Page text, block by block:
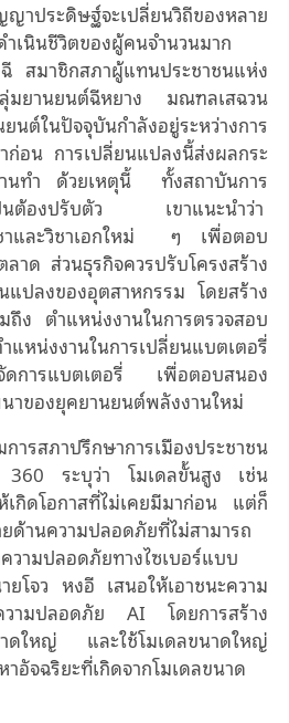
ะดิษฐ์จะเปลี่ยนวิถีของหลาย
เนินชีวิตของผู้คนจํานวนมาก
ฉี สมาชิกสภาผู้แทนประชาชนแห่ง
มยานยนต์ฉีหยาง มณฑลเสฉวน
นต์ในปัจจุบันกําลังอยู่ระหว่างการ
ก่อน การเปลี่ยนแปลงนี้ส่งผลกระ
านทำ ด้วยเหตุนี้ ทั้งสถาบันการ
ป็นต้องปรับตัว เขาแนะนําว่า
ชาและวิชาเอกใหม่ ๆ เพื่อตอบ
าด ส่วนธุรกิจควรปรับโครงสร้าง
แปลงของอุตสาหกรรม โดยสร้าง
ง ตำแหน่งงานในการตรวจสอบ
น่งงานในการเปลี่ยนแบตเตอรี่
จัดการแบตเตอรี่ เพื่อตอบสนอง
าของยุคยานยนต์พลังงานใหม่
ารสภาปรึกษาการเมืองประชาชน
ระบุว่า โมเดลขั้นสูง เช่น
เกิดโอกาสที่ไม่เคยมีมาก่อน แต่ก็
ด้านความปลอดภัยที่ไม่สามารถ
วามปลอดภัยทางไซเบอร์แบบ
จว หงอี เสนอให้เอาชนะความ
วามปลอดภัย AI โดยการสร้าง
าดใหญ่ และใช้โมเดลขนาดใหญ่
อัจฉริยะที่เกิดจากโมเดลขนาด